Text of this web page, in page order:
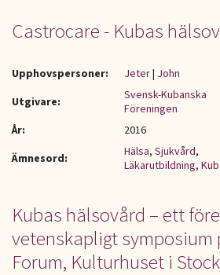
Castrocare - Kubas
Upphovspersoner: Jeter| John
Utgivare:
Svensk-Kubanska
Föreningen
År:
2016
Ämnesord:
Hälsa, Sjukvård,
Läkarutbildning,
Kubas hälsovård – ett
vetenskapligt symposium
Forum, Kulturhuset i